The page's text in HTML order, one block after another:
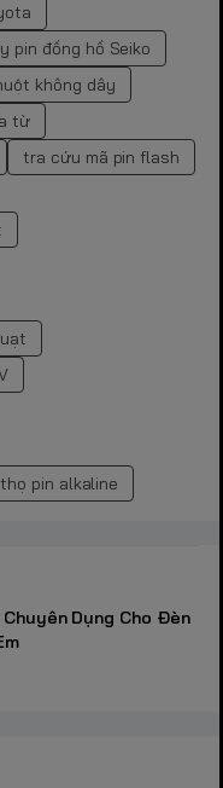
pin đồng hồ Seiko
không dây
từ
tra cứu mã pin flash
pin alkaline
Dụng Cho Đèn